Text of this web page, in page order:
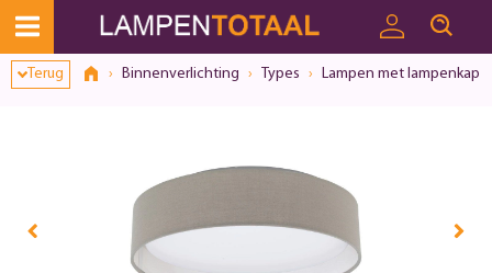
Terug Binnenverlichting Types Lampen met lampenkap